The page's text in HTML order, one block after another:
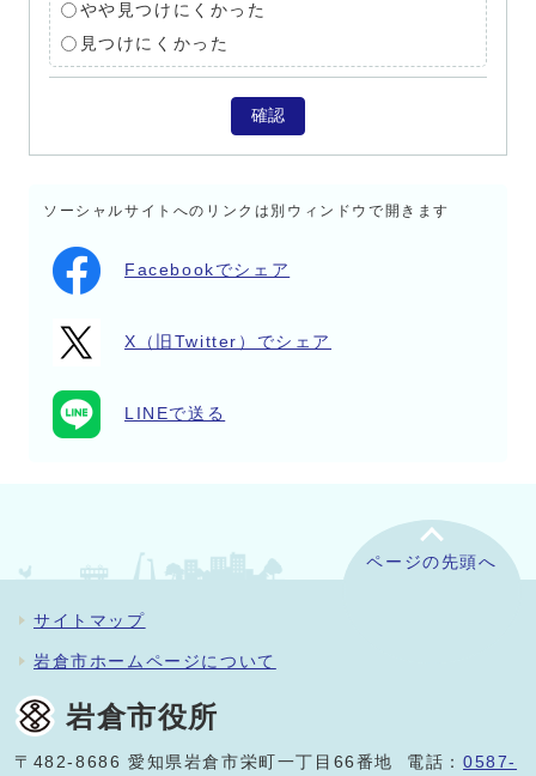
やや見つけにくかった
見つけにくかった
確認
ソーシャルサイトへのリンクは別ウィンドウで開きます
Facebookでシェア
X（旧Twitter）でシェア
LINEで送る
ページの先頭へ
サイトマップ
岩倉市ホームページについて
岩倉市役所
〒482-8686 愛知県岩倉市栄町一丁目66番地 電話：0587-